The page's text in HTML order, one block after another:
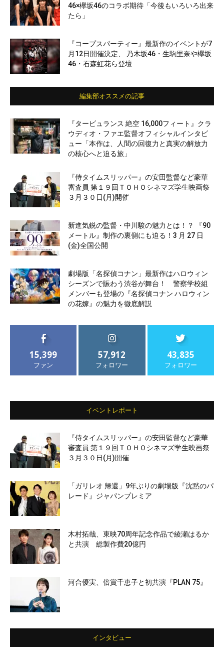
46×欅坂46のコラボ期待「今後もいろいろ出来
たら」
『コープスパーティー』最新作のイベントが7
月12日開催決定、 乃木坂46・生駒里奈や欅坂
46・石森虹花ら登壇
編集部オススメの記事
『タービュランス 絶空 16,000フィート』クラ
ウディオ・ファエ監督オフィシャルインタビ
ュー「本作は、人間の回復力と真実の解放力
の核心へと迫る旅」
『侍タイムスリッパー』の安田監督など豪華
審査員 第１９回ＴＯＨＯシネマズ学生映画祭
３月３０日(月)開催
新進気鋭の監督・中川駿の魅力とは！？ 『90
メートル』制作の裏側にも迫る！3 月 27 日
(金)全国公開
劇場版「名探偵コナン」最新作はハロウィン
シーズンで賑わう渋谷が舞台！ 警察学校組
メンバーも登場の『名探偵コナン ハロウィン
の花嫁』の魅力を徹底解説
15,399
ファン
57,912
フォロワー
43,835
フォロワー
イベントレポート
『侍タイムスリッパー』の安田監督など豪華
審査員 第１９回ＴＯＨＯシネマズ学生映画祭
３月３０日(月)開催
「ガリレオ 帰還」9年ぶりの劇場版『沈黙のパ
レード』ジャパンプレミア
木村拓哉、東映70周年記念作品で綾瀬はるか
と共演 総製作費20億円
河合優実、倍賞千恵子と初共演『PLAN 75』
インタビュー